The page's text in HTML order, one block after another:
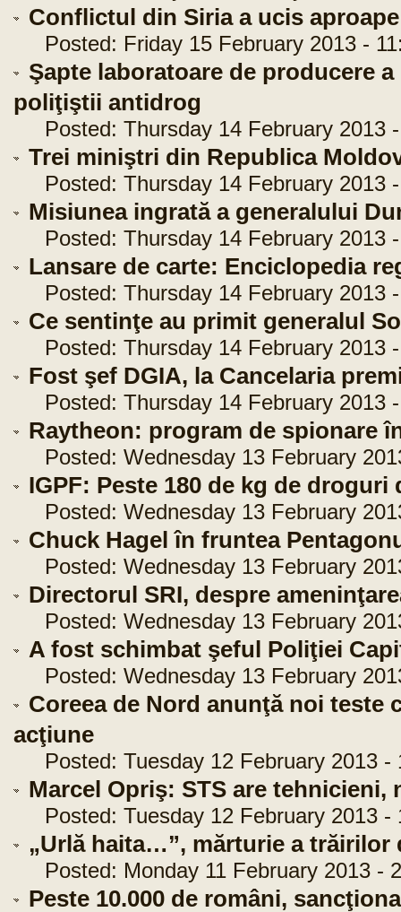
Conflictul din Siria a ucis
Posted: Friday 15 February 2013 -
Şapte laboratoare de producere
poliţiştii antidrog
Posted: Thursday 14 February 2013
Trei miniştri din Republica
Posted: Thursday 14 February 2013 -
Misiunea ingrată a generalului
Posted: Thursday 14 February 2013 -
Lansare de carte: Enciclopedia
Posted: Thursday 14 February 2013
Ce sentinţe au primit generalul
Posted: Thursday 14 February 2013
Fost şef DGIA, la Cancelaria
Posted: Thursday 14 February 2013
Raytheon: program de spionare
Posted: Wednesday 13 February
IGPF: Peste 180 de kg de
Posted: Wednesday 13 February
Chuck Hagel în fruntea
Posted: Wednesday 13 February
Directorul SRI, despre
Posted: Wednesday 13 February
A fost schimbat şeful Poliţiei
Posted: Wednesday 13 February
Coreea de Nord anunţă noi teste
acţiune
Posted: Tuesday 12 February 2013 -
Marcel Opriş: STS are
Posted: Tuesday 12 February 2013 -
„Urlă haita…”, mărturie a
Posted: Monday 11 February 2013 -
Peste 10.000 de români,